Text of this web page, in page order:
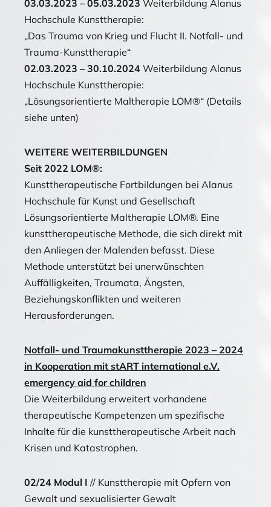
03.03.2023 – 05.03.2023 Weiterbildung Alanus
Hochschule Kunsttherapie:
„Das Trauma von Krieg und Flucht II. Notfall- und
Trauma-Kunsttherapie“
02.03.2023 – 30.10.2024 Weiterbildung Alanus
Hochschule Kunsttherapie:
„Lösungsorientierte Maltherapie LOM®“ (Details
siehe unten)
WEITERE WEITERBILDUNGEN
Seit 2022 LOM®:
Kunsttherapeutische Fortbildungen bei Alanus
Hochschule für Kunst und Gesellschaft
Lösungsorientierte Maltherapie LOM®. Eine
kunsttherapeutische Methode, die sich direkt mit
den Anliegen der Malenden befasst. Diese
Methode unterstützt bei unerwünschten
Auffälligkeiten, Traumata, Ängsten,
Beziehungskonflikten und weiteren
Herausforderungen.
Notfall- und Traumakunsttherapie 2023 – 2024
in Kooperation mit stART international e.V.
emergency aid for children
Die Weiterbildung erweitert vorhandene
therapeutische Kompetenzen um spezifische
Inhalte für die kunsttherapeutische Arbeit nach
Krisen und Katastrophen.
02/24 Modul I // Kunsttherapie mit Opfern von
Gewalt und sexualisierter Gewalt